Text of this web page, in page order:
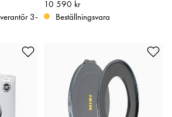
3-
Pris :10 590 kr
10 590 kr
Beställningsvara